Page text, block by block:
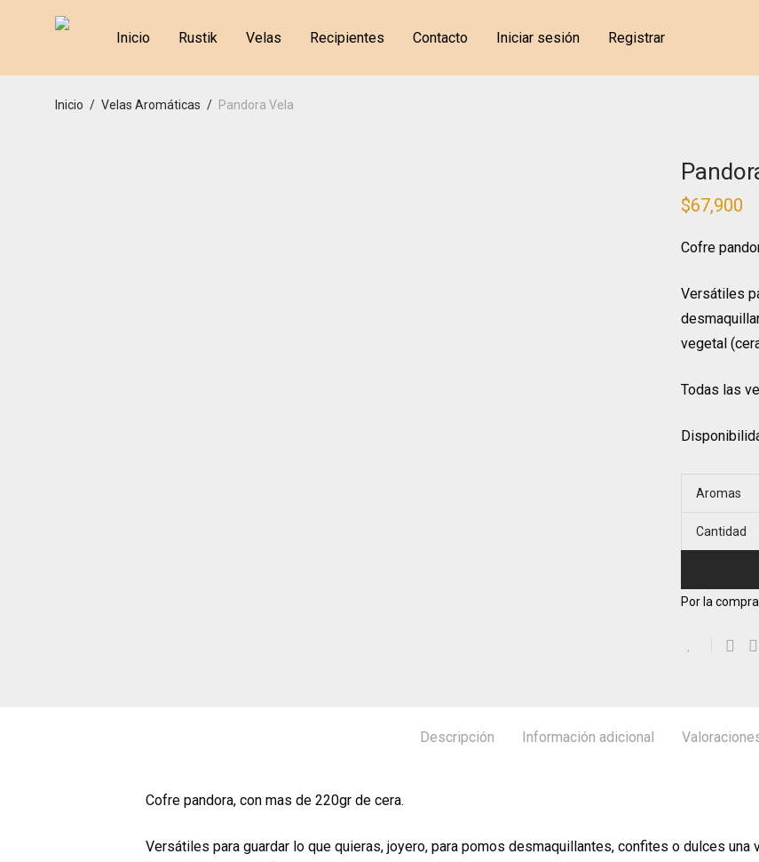
Inicio Rustik Velas Recipientes Contacto Iniciar sesión Registrar
Inicio / Velas Aromáticas / Pandora Vela
$67,900
Cofre
Versátiles
vegetal
Todas las
Aromas
Cantidad
Por la
Descripción Información adicional
Cofre pandora, con mas de 220gr de cera.
Versátiles para guardar lo que quieras, joyero, para pomos desmaquillantes, confites o dulces una